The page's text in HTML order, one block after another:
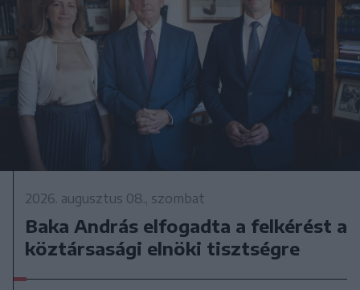
2026. augusztus 08., szombat
Baka András elfogadta a felkérést a
köztársasági elnöki tisztségre